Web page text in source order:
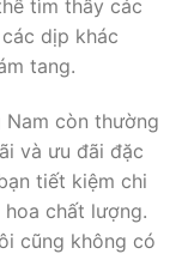
tìm thấy các
dịp khác
tang.
Nam còn thường
và ưu đãi đặc
tiết kiệm chi
chất lượng.
cũng không có